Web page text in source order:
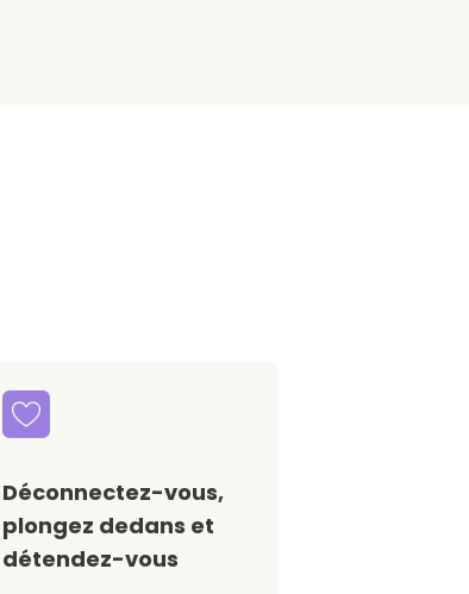
Déconnectez-vous,
plongez dedans et
détendez-vous